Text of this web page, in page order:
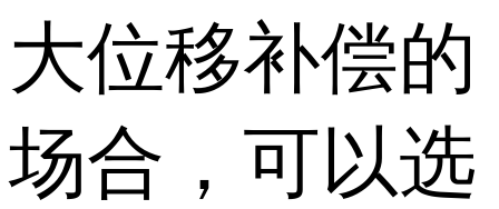
大位移补偿的
场合，可以选